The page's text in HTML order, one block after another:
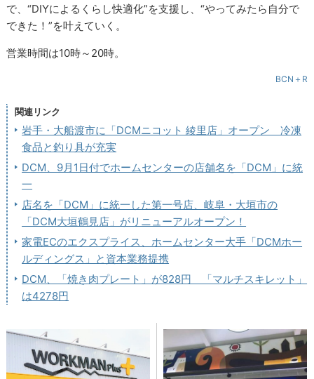
で、“DIYによるくらし快適化”を支援し、“やってみたら自分で
できた！”を叶えていく。
営業時間は10時～20時。
BCN＋R
関連リンク
岩手・大船渡市に「DCMニコット 綾里店」オープン 冷凍
食品と釣り具が充実
DCM、9月1日付でホームセンターの店舗名を「DCM」に統
一
店名を「DCM」に統一した第一号店、岐阜・大垣市の
「DCM大垣鶴見店」がリニューアルオープン！
家電ECのエクスプライス、ホームセンター大手「DCMホー
ルディングス」と資本業務提携
DCM、「焼き肉プレート」が828円 「マルチスキレット」
は4278円